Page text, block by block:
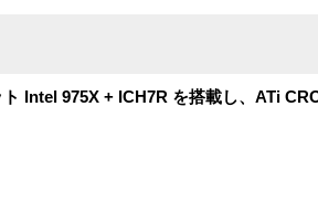
Intel 975X + ICH7R を搭載し、ATi